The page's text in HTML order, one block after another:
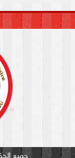
جميع